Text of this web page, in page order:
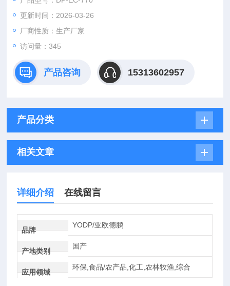
更新时间：2026-03-26
厂商性质：生产厂家
访问量：345
产品咨询 15313602957
产品分类
相关文章
详细介绍 在线留言
品牌
YODP/亚欧德鹏
产地类别
国产
应用领域
环保,食品/农产品,化工,农林牧渔,综合